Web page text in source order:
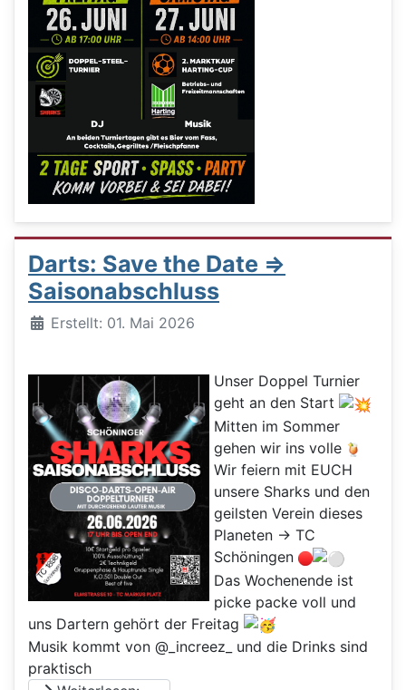
Darts: Save the Date =>
Saisonabschluss
DetailsErstellt: 01. Mai 2026
Unser Doppel Turnier
geht an den Start
Mitten im Sommer
gehen wir ins volle
Wir feiern mit EUCH
unsere Sharks und den
geilsten Verein dieses
Planeten -> TC
Schöningen
Das Wochenende ist
picke packe voll und
uns Dartern gehört der Freitag
Musik kommt von @_increez_ und die Drinks sind
praktisch